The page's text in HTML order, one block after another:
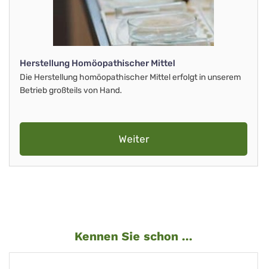
Herstellung Homöopathischer Mittel
Die Herstellung homöopathischer Mittel erfolgt in unserem
Betrieb großteils von Hand.
Weiter
Kennen Sie schon ...